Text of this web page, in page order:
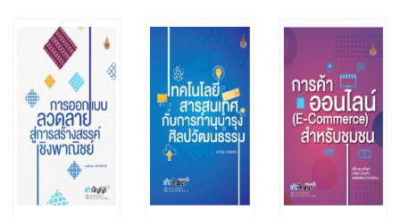
สู่ตลาดสากล
Innovation of
natural blue
color from
คุณภาพดี
ต้นทุนต่ำ
หอชัยรัตน์
เทคโนโลยีราช
มงคลล้านนา